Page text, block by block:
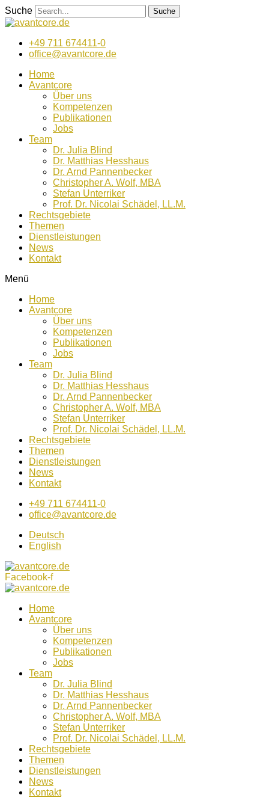
Zum
Inhalt
Suche Suche
+49 711 674411-0
office@avantcore.de
Home
Avantcore
Über uns
Kompetenzen
Publikationen
Jobs
Team
Dr. Julia Blind
Dr. Matthias Hesshaus
Dr. Arnd Pannenbecker
Christopher A. Wolf, MBA
Stefan Unterriker
Prof. Dr. Nicolai Schädel, LL.M.
Rechtsgebiete
Themen
Dienstleistungen
News
Kontakt
Menü
Home
Avantcore
Über uns
Kompetenzen
Publikationen
Jobs
Team
Dr. Julia Blind
Dr. Matthias Hesshaus
Dr. Arnd Pannenbecker
Christopher A. Wolf, MBA
Stefan Unterriker
Prof. Dr. Nicolai Schädel, LL.M.
Rechtsgebiete
Themen
Dienstleistungen
News
Kontakt
+49 711 674411-0
office@avantcore.de
Deutsch
English
Facebook-f
Home
Avantcore
Über uns
Kompetenzen
Publikationen
Jobs
Team
Dr. Julia Blind
Dr. Matthias Hesshaus
Dr. Arnd Pannenbecker
Christopher A. Wolf, MBA
Stefan Unterriker
Prof. Dr. Nicolai Schädel, LL.M.
Rechtsgebiete
Themen
Dienstleistungen
News
Kontakt